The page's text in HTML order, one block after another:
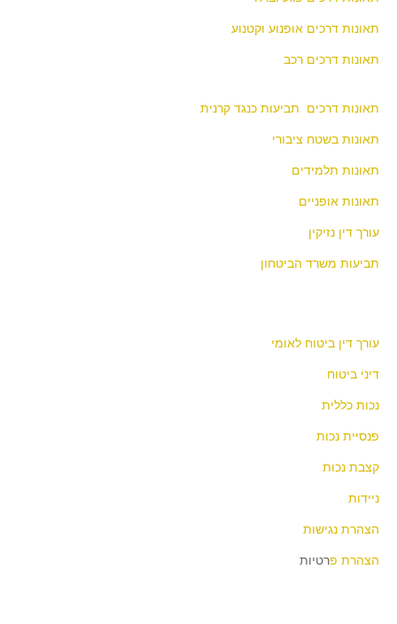
תאונות דרכים אופנוע וקטנוע
תאונות דרכים רכב
תאונות דרכים תביעות כנגד קרנית
תאונות בשטח ציבורי
תאונות תלמידים
תאונות אופניים
עורך דין נזיקין
תביעות משרד הביטחון
עורך דין ביטוח לאומי
דיני ביטוח
נכות כללית
פנסיית נכות
קצבת נכות
ניידות
הצהרת נגישות
הצהרת פרטיות